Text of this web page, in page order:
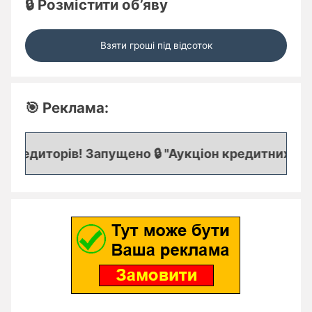
🔒 Розмістити об’яву
Взяти гроші під відсоток
🎯 Реклама:
Запущено 🔒 "Аукціон кредитних